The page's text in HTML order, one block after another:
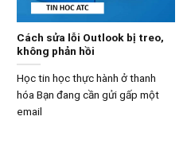
Cách sửa lỗi Outlook bị treo,
không phản hồi
Học tin học thực hành ở thanh
hóa Bạn đang cần gửi gấp một
email